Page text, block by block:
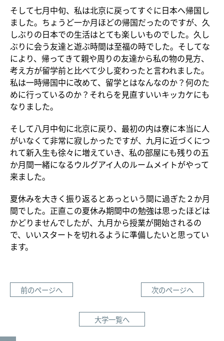
そして七月中旬、私は北京に戻ってすぐに日本へ帰国し
ました。ちょうど一か月ほどの帰国だったのですが、久
しぶりの日本での生活はとても楽しいものでした。久し
ぶりに会う友達と遊ぶ時間は至福の時でした。そしてな
により、帰ってきて親や周りの友達から私の物の見方、
考え方が留学前と比べて少し変わったと言われました。
私は一時帰国中に改めて、留学とはなんなのか？何のた
めに行っているのか？それらを見直すいいキッカケにも
なりました。
そして八月中旬に北京に戻り、最初の内は寮に本当に人
がいなくて非常に寂しかったですが、九月に近づくにつ
れて新入生も徐々に増えていき、私の部屋にも残りの五
か月間一緒になるウルグアイ人のルームメイトがやって
来ました。
夏休みを大きく振り返るとあっという間に過ぎた２か月
間でした。正直この夏休み期間中の勉強は思ったほどは
かどりませんでしたが、九月から授業が開始されるの
で、いいスタートを切れるように準備したいと思ってい
ます。
前のページへ 次のページへ
大学一覧へ